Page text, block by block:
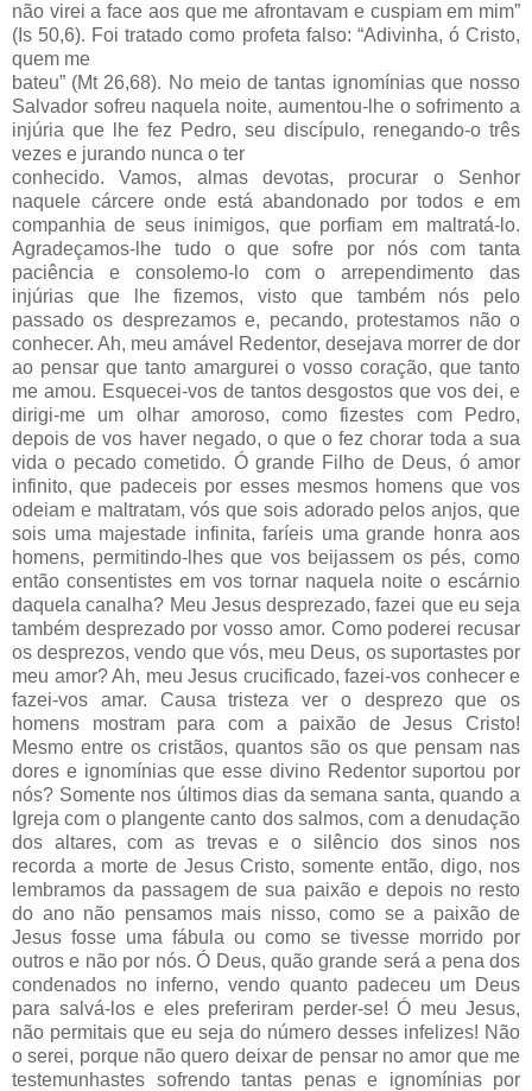
não virei a face aos que me afrontavam e cuspiam em mim”
(Is 50,6). Foi tratado como profeta falso: “Adivinha, ó Cristo,
quem me
bateu” (Mt 26,68). No meio de tantas ignomínias que nosso
Salvador sofreu naquela noite, aumentou-lhe o sofrimento a
injúria que lhe fez Pedro, seu discípulo, renegando-o três
vezes e jurando nunca o ter
conhecido. Vamos, almas devotas, procurar o Senhor
naquele cárcere onde está abandonado por todos e em
companhia de seus inimigos, que porfiam em maltratá-lo.
Agradeçamos-lhe tudo o que sofre por nós com tanta
paciência e consolemo-lo com o arrependimento das
injúrias que lhe fizemos, visto que também nós pelo
passado os desprezamos e, pecando, protestamos não o
conhecer. Ah, meu amável Redentor, desejava morrer de dor
ao pensar que tanto amargurei o vosso coração, que tanto
me amou. Esquecei-vos de tantos desgostos que vos dei, e
dirigi-me um olhar amoroso, como fizestes com Pedro,
depois de vos haver negado, o que o fez chorar toda a sua
vida o pecado cometido. Ó grande Filho de Deus, ó amor
infinito, que padeceis por esses mesmos homens que vos
odeiam e maltratam, vós que sois adorado pelos anjos, que
sois uma majestade infinita, faríeis uma grande honra aos
homens, permitindo-lhes que vos beijassem os pés, como
então consentistes em vos tornar naquela noite o escárnio
daquela canalha? Meu Jesus desprezado, fazei que eu seja
também desprezado por vosso amor. Como poderei recusar
os desprezos, vendo que vós, meu Deus, os suportastes por
meu amor? Ah, meu Jesus crucificado, fazei-vos conhecer e
fazei-vos amar. Causa tristeza ver o desprezo que os
homens mostram para com a paixão de Jesus Cristo!
Mesmo entre os cristãos, quantos são os que pensam nas
dores e ignomínias que esse divino Redentor suportou por
nós? Somente nos últimos dias da semana santa, quando a
Igreja com o plangente canto dos salmos, com a denudação
dos altares, com as trevas e o silêncio dos sinos nos
recorda a morte de Jesus Cristo, somente então, digo, nos
lembramos da passagem de sua paixão e depois no resto
do ano não pensamos mais nisso, como se a paixão de
Jesus fosse uma fábula ou como se tivesse morrido por
outros e não por nós. Ó Deus, quão grande será a pena dos
condenados no inferno, vendo quanto padeceu um Deus
para salvá-los e eles preferiram perder-se! Ó meu Jesus,
não permitais que eu seja do número desses infelizes! Não
o serei, porque não quero deixar de pensar no amor que me
testemunhastes sofrendo tantas penas e ignomínias por